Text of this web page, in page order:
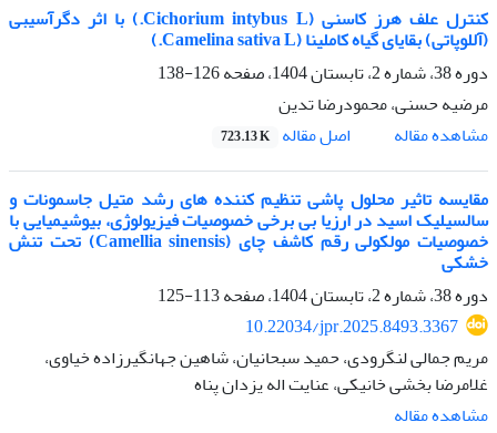
کنترل علف هرز کاسنی (Cichorium intybus L.) با اثر دگرآسیبی
(آللوپاتی) بقایای گیاه کاملینا (Camelina sativa L.)
دوره 38، شماره 2، تابستان 1404، صفحه
126-138
مرضیه حسنی، محمودرضا تدین
مشاهده مقاله
اصل مقاله 723.13 K
مقایسه تاثیر محلول پاشی تنظیم کننده های رشد متیل جاسمونات و
سالسیلیک اسید در ارزیا بی برخی خصوصیات فیزیولوژی، بیوشیمیایی با
خصوصیات مولکولی رقم کاشف چای (Camellia sinensis) تحت تنش
خشکی
دوره 38، شماره 2، تابستان 1404، صفحه
113-125
10.22034/jpr.2025.8493.3367
مریم جمالی لنگرودی، حمید سبحانیان، شاهین جهانگیرزاده خیاوی،
غلامرضا بخشی خانیکی، عنایت اله یزدان پناه
مشاهده مقاله